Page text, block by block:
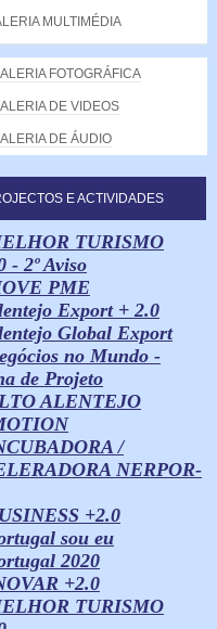
MULTIMÉDIA
FOTOGRÁFICA
DE VIDEOS
DE ÁUDIO
E ACTIVIDADES